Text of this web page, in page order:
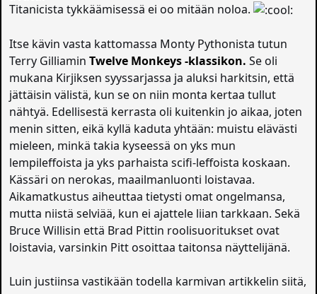
Titanicista tykkäämisessä ei oo mitään noloa.
Itse kävin vasta kattomassa Monty Pythonista tutun
Terry GilliaminTwelve Monkeys -klassikon. Se oli
mukana Kirjiksen syyssarjassa ja aluksi harkitsin, että
jättäisin välistä, kun se on niin monta kertaa tullut
nähtyä. Edellisestä kerrasta oli kuitenkin jo aikaa, joten
menin sitten, eikä kyllä kaduta yhtään: muistu elävästi
mieleen, minkä takia kyseessä on yks mun
lempileffoista ja yks parhaista scifi-leffoista koskaan.
Kässäri on nerokas, maailmanluonti loistavaa.
Aikamatkustus aiheuttaa tietysti omat ongelmansa,
mutta niistä selviää, kun ei ajattele liian tarkkaan. Sekä
Bruce Willisin että Brad Pittin roolisuoritukset ovat
loistavia, varsinkin Pitt osoittaa taitonsa näyttelijänä.
Luin justiinsa vastikään todella karmivan artikkelin siitä,